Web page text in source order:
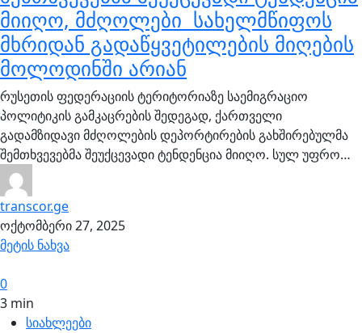
მიიღო, მძღოლები სახელმწიფოს
მხრიდან გადაწყვეტილების მიღების
მოლოდინში არიან
რუსეთის ფედერაციის ტერიტორიაზე საემიგრაციო
პოლიტიკის გამკაცრების შედეგად, ქართველი
გადამზიდავი მძღოლების დეპორტირების გახშირებულმა
შემთხვევებმა შეუქცევადი ტენდენცია მიიღო. სულ უფრო…
transcor.ge
ოქტომბერი 27, 2025
მეტის ნახვა
0
3 min
სიახლეები